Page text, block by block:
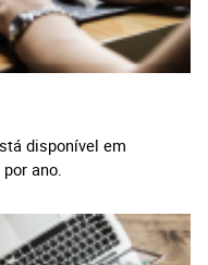
disponível em
ano.